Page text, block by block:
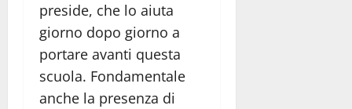
preside, che lo aiuta
giorno dopo giorno a
portare avanti questa
scuola. Fondamentale
anche la presenza di